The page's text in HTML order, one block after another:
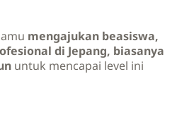
mengajukan beasiswa,
di Jepang, biasanya
untuk mencapai level ini